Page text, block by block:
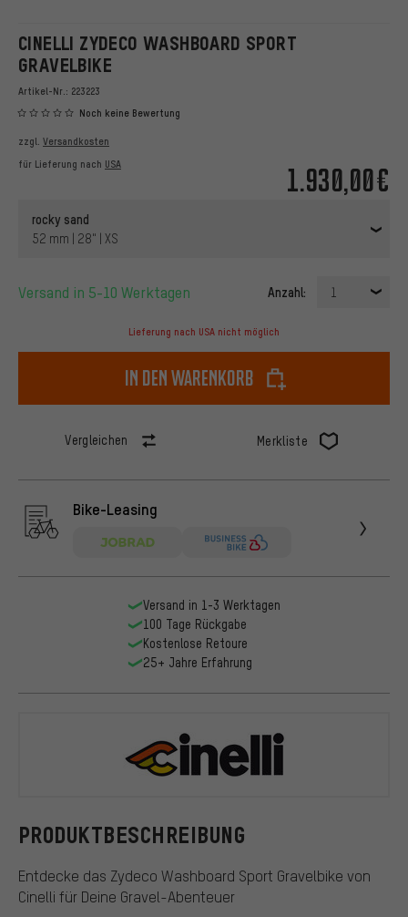
CINELLI ZYDECO WASHBOARD SPORT
GRAVELBIKE
Artikel-Nr.: 223223
Noch keine Bewertung
1.930,00€
zzgl. Versandkosten
für Lieferung nach USA
rocky sand
52 mm | 28" | XS
Versand in 5-10 Werktagen Anzahl: 1
Lieferung nach USA nicht möglich
In den Warenkorb
Vergleichen Merkliste
PRODUKTBESCHREIBUNG
Entdecke das Zydeco Washboard Sport Gravelbike von
Cinelli für Deine Gravel-Abenteuer
Bike-Leasing
Versand in 1-3 Werktagen
100 Tage Rückgabe
Kostenlose Retoure
25+ Jahre Erfahrung